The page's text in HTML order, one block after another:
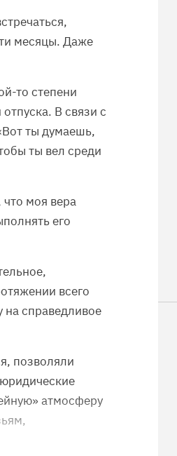
месяцы. Даже
то степени
В связи с
ты думаешь,
ты вел среди
моя вера
его
всего
на справедливое
позволяли
атмосферу